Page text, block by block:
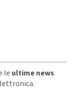
le ultime news